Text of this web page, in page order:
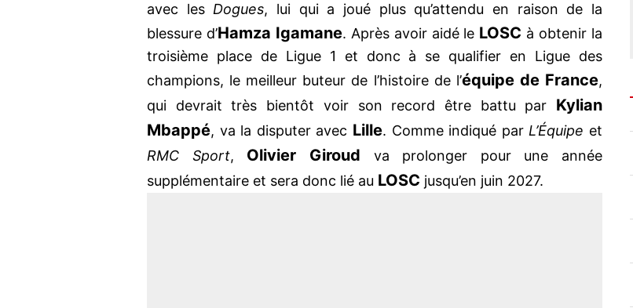
avec lesDogues, lui qui a joué plus qu’attendu en raison de la
blessure d’Hamza Igamane. Après avoir aidé le LOSC à obtenir la
troisième place de Ligue 1 et donc à se qualifier en Ligue des
champions, le meilleur buteur de l’histoire de l’équipe de France,
qui devrait très bientôt voir son record être battu par Kylian
Mbappé, va la disputer avec Lille. Comme indiqué parL’Équipe et
RMC Sport, Olivier Giroud va prolonger pour une année
supplémentaire et sera donc lié au LOSC jusqu’en juin 2027.